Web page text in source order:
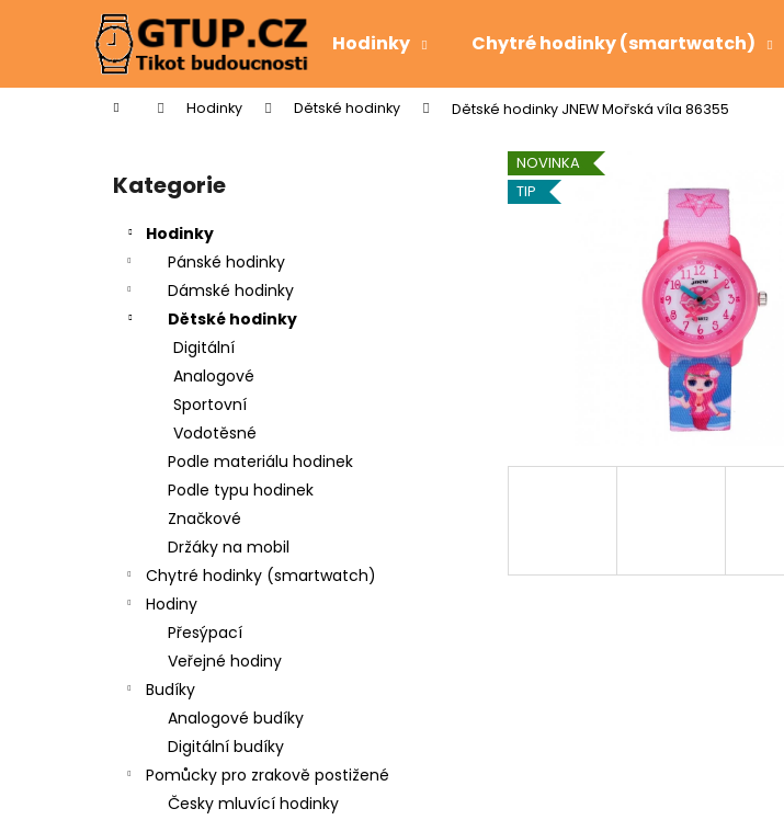
Hodinky Chytré hodinky (smartwatch)
Domů Hodinky Dětské hodinky Dětské hodinky JNEW Mořská víla 86355
Přeskočit
kategorie
Kategorie
Hodinky
Pánské hodinky
Dámské hodinky
Dětské hodinky
Digitální
Analogové
Sportovní
Vodotěsné
Podle materiálu hodinek
Podle typu hodinek
Značkové
Držáky na mobil
Chytré hodinky (smartwatch)
Hodiny
Přesýpací
Veřejné hodiny
Budíky
Analogové budíky
Digitální budíky
Pomůcky pro zrakově postižené
Česky mluvící hodinky
NOVINKA
TIP
í
Zpět
do
Zpět
do
Co potřebujete najít?
Doporučujeme
DÁMSKÉ HODINKY GTUP® BELLISSIMA
SKLADEM V ČR
598 Kč
Původně: 1 200 Kč